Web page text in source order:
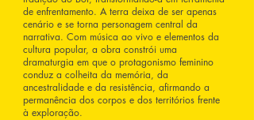
de enfrentamento. A terra deixa de ser apenas
cenário e se torna personagem central da
narrativa. Com música ao vivo e elementos da
cultura popular, a obra constrói uma
dramaturgia em que o protagonismo feminino
conduz a colheita da memória, da
ancestralidade e da resistência, afirmando a
permanência dos corpos e dos territórios frente
à exploração.